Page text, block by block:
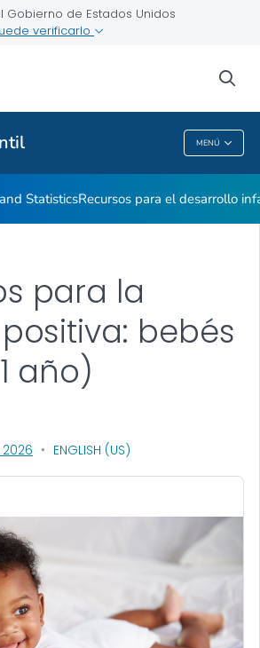
Gobierno de Estados Unidos
verificarlo
MENÚ
infantil
positiva de los hijos
Disabilities Safe
StatisticsRecursos para el desarrollo
para la
bebés
año)
2026 , VISIT LINK FOR DETAILS.
ENGLISH (US)